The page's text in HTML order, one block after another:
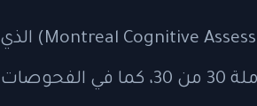
أجرى ترامب اختبار التقييم المعرفي لمونتريال (Montreal Cognitive Assessment) الذي
يستخدم للكشف عن الخرف، وحصل على الدرجة الكاملة 30 من 30، كما في الفحوصات